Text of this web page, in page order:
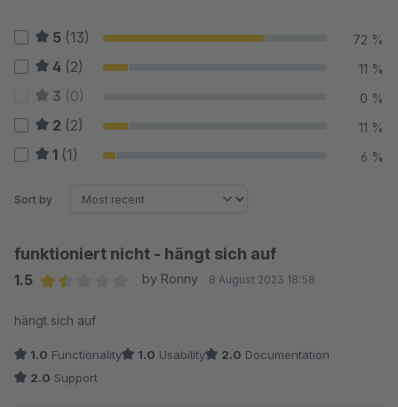
5 (13) 72 %
4 (2) 11 %
3 (0) 0 %
2 (2) 11 %
1 (1) 6 %
Sort by
funktioniert nicht - hängt sich auf
1.5
by Ronny 8 August 2023 18:58
hängt sich auf
1.0 Functionality 1.0 Usability 2.0 Documentation
2.0 Support